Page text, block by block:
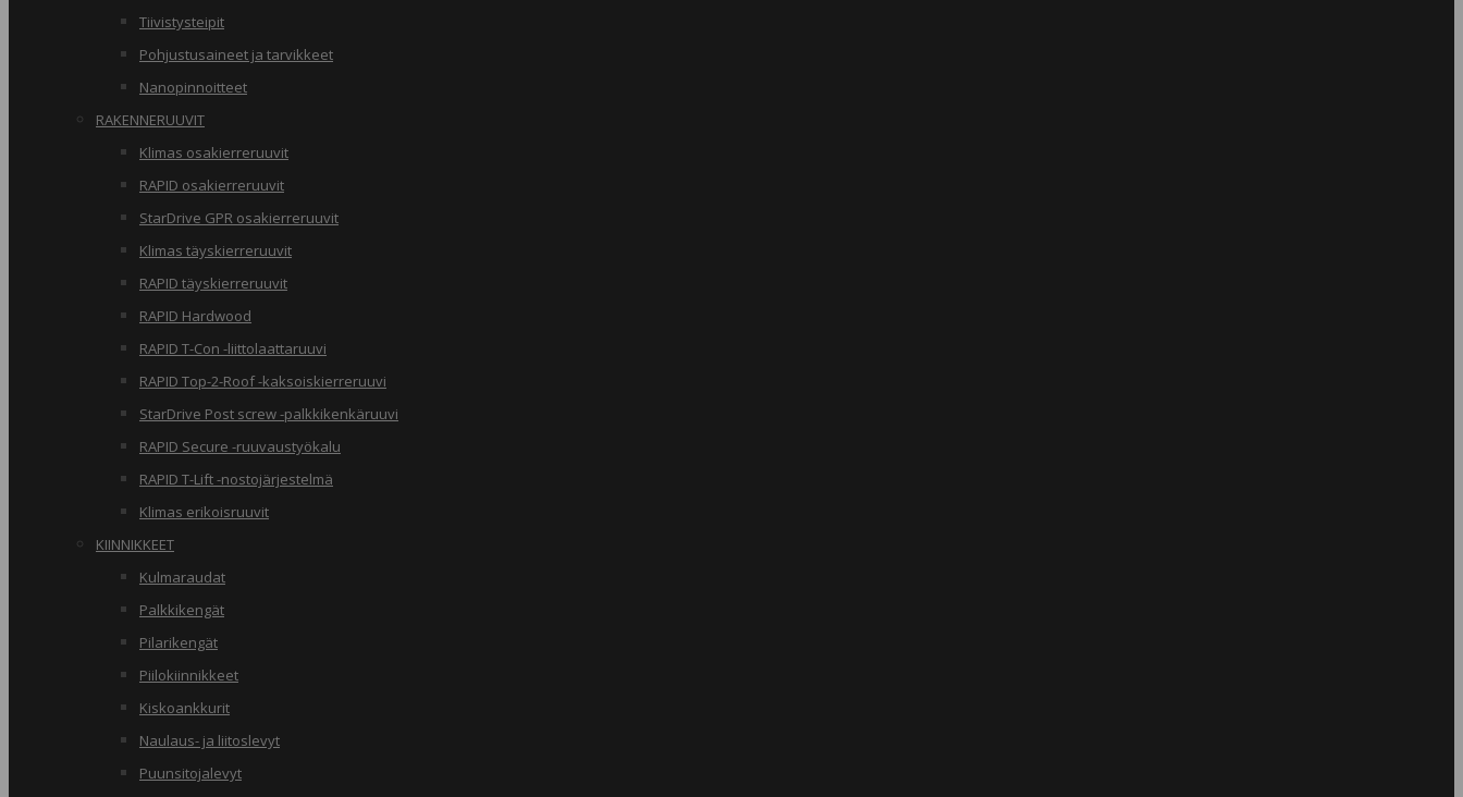
Tiivistysteipit
Pohjustusaineet ja tarvikkeet
Nanopinnoitteet
RAKENNERUUVIT
Klimas osakierreruuvit
RAPID osakierreruuvit
StarDrive GPR osakierreruuvit
Klimas täyskierreruuvit
RAPID täyskierreruuvit
RAPID Hardwood
RAPID T-Con -liittolaattaruuvi
RAPID Top-2-Roof -kaksoiskierreruuvi
StarDrive Post screw -palkkikenkäruuvi
RAPID Secure -ruuvaustyökalu
RAPID T-Lift -nostojärjestelmä
Klimas erikoisruuvit
KIINNIKKEET
Kulmaraudat
Palkkikengät
Pilarikengät
Piilokiinnikkeet
Kiskoankkurit
Naulaus- ja liitoslevyt
Puunsitojalevyt